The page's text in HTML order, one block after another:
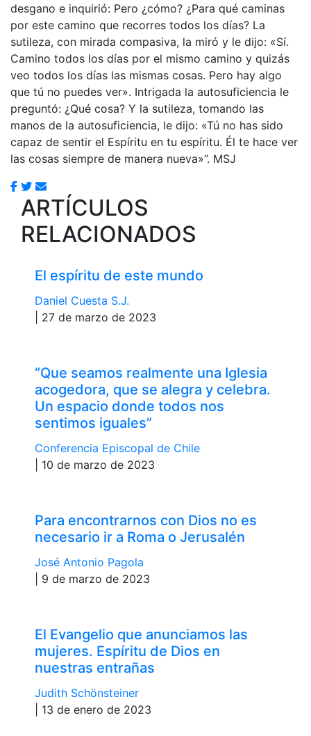
desgano e inquirió: Pero ¿cómo? ¿Para qué caminas
por este camino que recorres todos los días? La
sutileza, con mirada compasiva, la miró y le dijo: «Sí.
Camino todos los días por el mismo camino y quizás
veo todos los días las mismas cosas. Pero hay algo
que tú no puedes ver». Intrigada la autosuficiencia le
preguntó: ¿Qué cosa? Y la sutileza, tomando las
manos de la autosuficiencia, le dijo: «Tú no has sido
capaz de sentir el Espíritu en tu espíritu. Él te hace ver
las cosas siempre de manera nueva»”. MSJ
ARTÍCULOS
RELACIONADOS
El espíritu de este mundo
Daniel Cuesta S.J.
| 27 de marzo de 2023
“Que seamos realmente una Iglesia
acogedora, que se alegra y celebra.
Un espacio donde todos nos
sentimos iguales”
Conferencia Episcopal de Chile
| 10 de marzo de 2023
Para encontrarnos con Dios no es
necesario ir a Roma o Jerusalén
José Antonio Pagola
| 9 de marzo de 2023
El Evangelio que anunciamos las
mujeres. Espíritu de Dios en
nuestras entrañas
Judith Schönsteiner
| 13 de enero de 2023